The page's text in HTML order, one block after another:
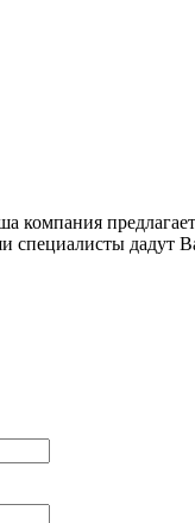
компания
дадут